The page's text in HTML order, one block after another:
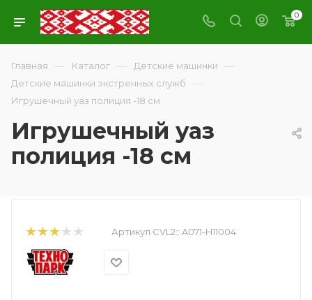
0
Главная — Каталог — Детские машинки —
Детские машинки экстренных служб —
Игрушечный уаз полиция -18 см
Игрушечный уаз
полиция -18 см
Артикул CVL2:: A071-H11004